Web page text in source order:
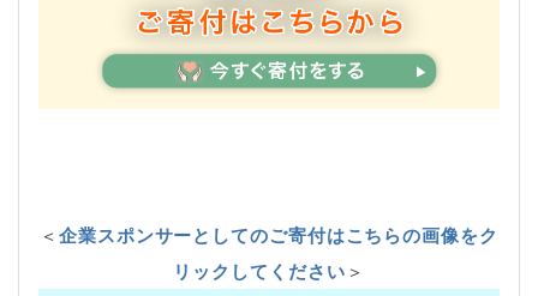
＜企業スポンサーとしてのご寄付はこちらの画像をク
リックしてください＞